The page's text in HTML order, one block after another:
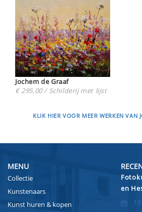
Jochem de Graaf
€ 295,00 / Schilderij met lijst
KLIK HIER VOOR MEER WERKEN VAN
MENU
Collectie
Kunstenaars
Kunst huren & kopen
en